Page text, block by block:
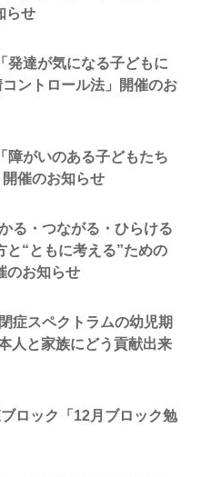
らせ
発達が気になる子どもに
ントロール法」開催のお
障がいのある子どもたち
催のお知らせ
る・つながる・ひらける
と“ともに考える”ための
のお知らせ
症スペクトラムの幼児期
人と家族にどう貢献出来
ロック「12月ブロック勉